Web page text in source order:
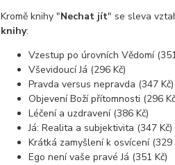
Kromě knihy "Nechat jít" se sleva
knihy:
Vzestup po úrovních Vědomí
Vševidoucí Já (296 Kč)
Pravda versus nepravda (347 Kč)
Objevení Boží přítomnosti (296
Léčení a uzdravení (386 Kč)
Já: Realita a subjektivita (347 Kč)
Krátká zamyšlení k osvícení (329
Ego není vaše pravé Já (351 Kč)